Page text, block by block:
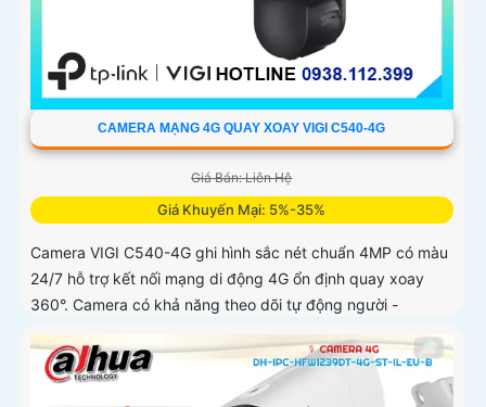
CAMERA MẠNG 4G QUAY XOAY VIGI C540-4G
Giá Bán: Liên Hệ
Giá Khuyến Mại: 5%-35%
Camera VIGI C540-4G ghi hình sắc nét chuẩn 4MP có màu
24/7 hỗ trợ kết nối mạng di động 4G ổn định quay xoay
360°. Camera có khả năng theo dõi tự động người -
phương tiện hỗ trợ âm thanh hai chiều phát hiện thông
minh chống nước IP66 lưu trữ nội bộ công nghệ nén video